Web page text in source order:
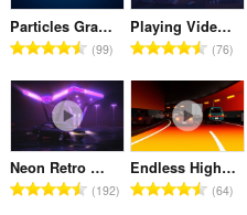
ม
ทั้
ง
ม
ด
:
ม
ทั้
ง
ม
ด
:
ะ
แ
น
น
ร
ว
ม
ทั้
ง
ะ
แ
น
น
ร
ว
ม
ทั้
ง
Particles Gravity
จำ
ว
น
ค
ะ
แ
น
99
Playing Video Games Together Pixel
จำ
ว
น
ค
ะ
แ
น
76
Neon Retro Mustang At Gas Station
จำ192
Endless Highway
จำ
64